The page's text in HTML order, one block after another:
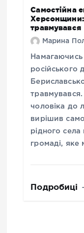
Самостійна
Херсонщини:
травмувався
Марина
Намагаючись
російського
чоловіка до
вирішив
рідного села
громаді,
Подробиці